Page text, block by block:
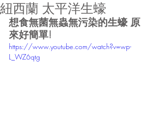
紐西蘭 太平洋生蠔
想食無菌無蟲無污染的生蠔 原
來好簡單!
https://www.youtube.com/watch?v=wp-
L_WZ6qtg